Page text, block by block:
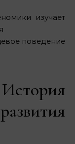
изучает
поведение